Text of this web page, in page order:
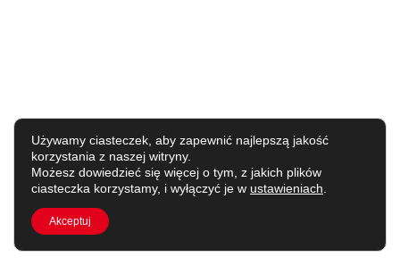
Używamy ciasteczek, aby zapewnić najlepszą jakość
korzystania z naszej witryny.
Możesz dowiedzieć się więcej o tym, z jakich plików
ciasteczka korzystamy, i wyłączyć je w ustawieniach
Akceptuj